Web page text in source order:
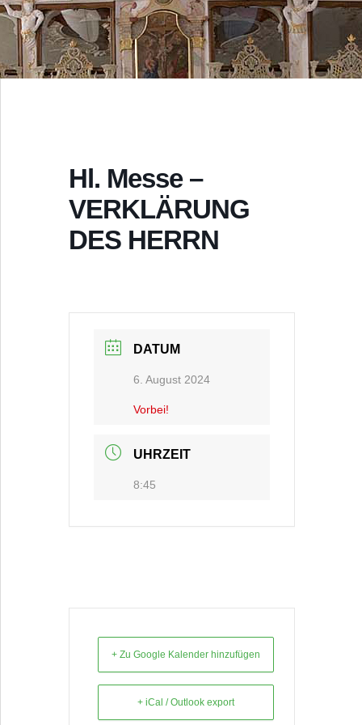
Hl. Messe –
VERKLÄRUNG
DES HERRN
DATUM
6. August 2024
Vorbei!
UHRZEIT
8:45
+ Zu Google Kalender hinzufügen
+ iCal / Outlook export